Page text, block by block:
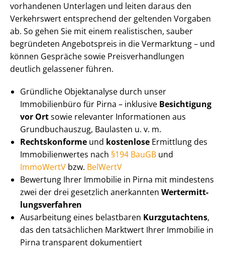
vorhandenen Unterlagen und leiten daraus den
Verkehrswert entsprechend der geltenden Vorgaben
ab. So gehen Sie mit einem realistischen, sauber
begründeten Angebotspreis in die Vermarktung – und
können Gespräche sowie Preis­ver­hand­lun­gen
deutlich gelassener führen.
Gründliche Objektanalyse durch unser
Immobilienbüro für Pirna – inklusive Besichtigung
vor Ortsowie relevanter Informationen aus
Grundbuchauszug, Baulasten u. v. m.
Rechtskonforme und kostenlose Ermittlung des
Im­mo­bi­li­en­wer­tes nach §194 BauGB und
ImmoWertV bzw. BelWertV
Bewertung Ihrer Immobilie in Pirna mit mindestens
zwei der drei gesetzlich anerkannten Wert­ermitt­
lungs­ver­fah­ren
Ausarbeitung eines belastbaren Kurzgutachtens,
das den tatsächlichen Marktwert Ihrer Immobilie in
Pirna transparent dokumentiert